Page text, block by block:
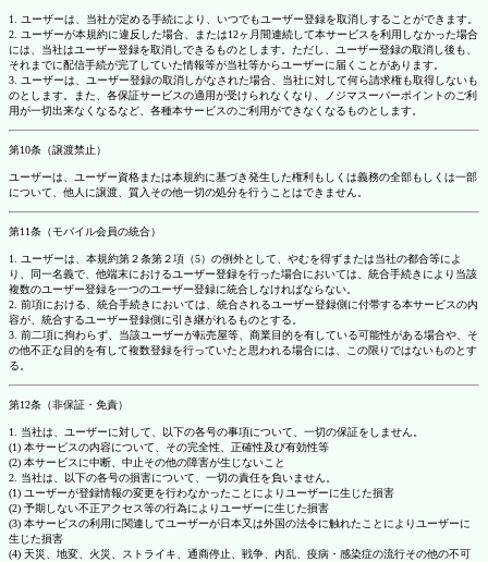
1. ユーザーは、当社が定める手続により、いつでもユーザー登録を取消しすることができます。
2. ユーザーが本規約に違反した場合、または12ヶ月間連続して本サービスを利用しなかった場合
には、当社はユーザー登録を取消しできるものとします。ただし、ユーザー登録の取消し後も、
それまでに配信手続が完了していた情報等が当社等からユーザーに届くことがあります。
3. ユーザーは、ユーザー登録の取消しがなされた場合、当社に対して何ら請求権も取得しないも
のとします。また、各保証サービスの適用が受けられなくなり、ノジマスーパーポイントのご利
用が一切出来なくなるなど、各種本サービスのご利用ができなくなるものとします。
第10条（譲渡禁止）
ユーザーは、ユーザー資格または本規約に基づき発生した権利もしくは義務の全部もしくは一部
について、他人に譲渡、質入その他一切の処分を行うことはできません。
第11条（モバイル会員の統合）
1. ユーザーは、本規約第２条第２項（5）の例外として、やむを得ずまたは当社の都合等によ
り、同一名義で、他端末におけるユーザー登録を行った場合においては、統合手続きにより当該
複数のユーザー登録を一つのユーザー登録に統合しなければならない。
2. 前項における、統合手続きにおいては、統合されるユーザー登録側に付帯する本サービスの内
容が、統合するユーザー登録側に引き継がれるものとする。
3. 前二項に拘わらず、当該ユーザーが転売屋等、商業目的を有している可能性がある場合や、そ
の他不正な目的を有して複数登録を行っていたと思われる場合には、この限りではないものとす
る。
第12条（非保証・免責）
1. 当社は、ユーザーに対して、以下の各号の事項について、一切の保証をしません。
(1) 本サービスの内容について、その完全性、正確性及び有効性等
(2) 本サービスに中断、中止その他の障害が生じないこと
2. 当社は、以下の各号の損害について、一切の責任を負いません。
(1) ユーザーが登録情報の変更を行わなかったことによりユーザーに生じた損害
(2) 予期しない不正アクセス等の行為によりユーザーに生じた損害
(3) 本サービスの利用に関連してユーザーが日本又は外国の法令に触れたことによりユーザーに
生じた損害
(4) 天災、地変、火災、ストライキ、通商停止、戦争、内乱、疫病・感染症の流行その他の不可